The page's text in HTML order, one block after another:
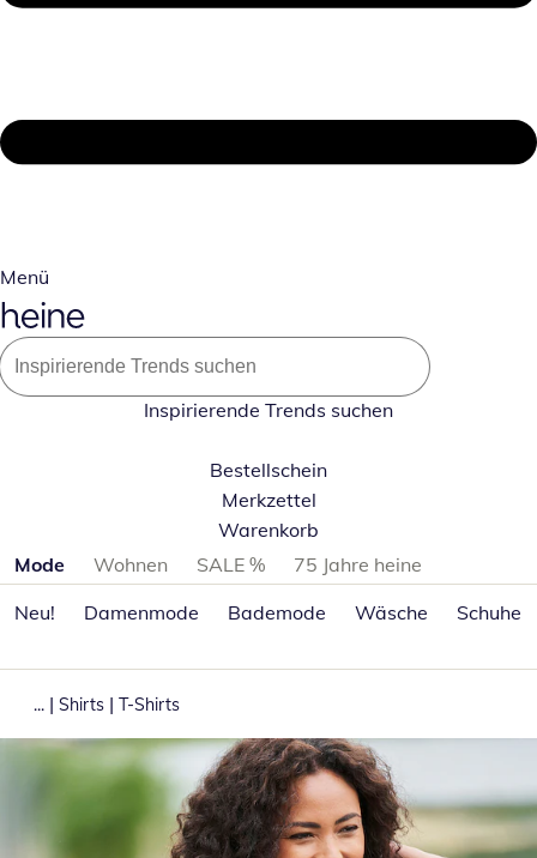
Menü
Inspirierende Trends suchen
Bestellschein
Merkzettel
Warenkorb
Produktkategorien überspringen
Mode Wohnen SALE %
75 Jahre heine
Neu!
Damenmode Bademode Wäsche Schuhe
... | Shirts | T-Shirts